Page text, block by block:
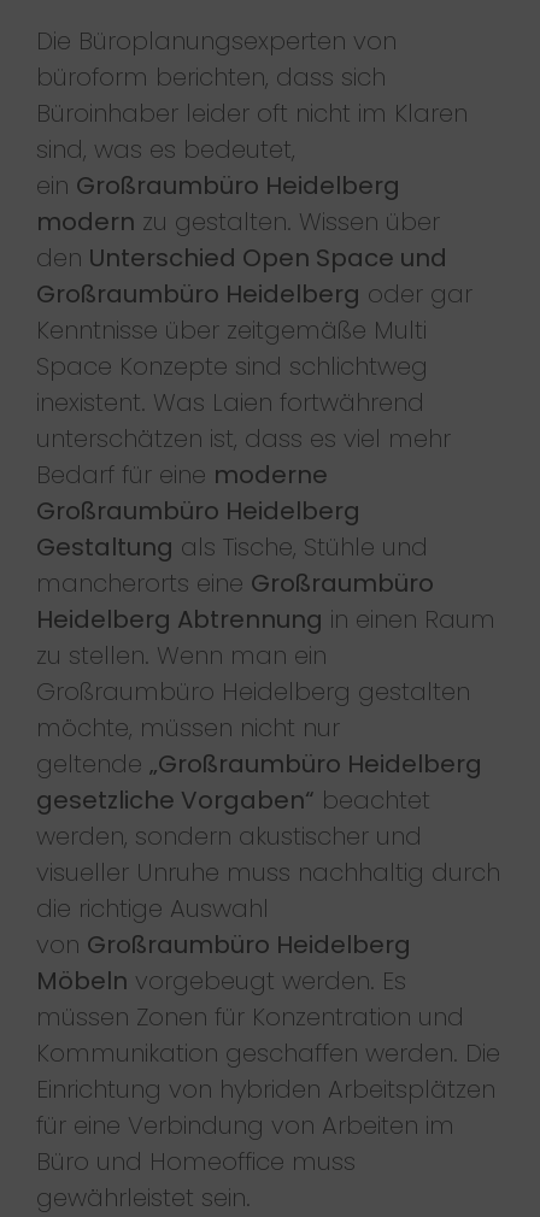
Die Büroplanungsexperten von
büroform berichten, dass sich
Büroinhaber leider oft nicht im Klaren
sind, was es bedeutet,
ein Großraumbüro Heidelberg
modern zu gestalten. Wissen über
den Unterschied Open Space und
Großraumbüro Heidelberg oder gar
Kenntnisse über zeitgemäße Multi
Space Konzepte sind schlichtweg
inexistent. Was Laien fortwährend
unterschätzen ist, dass es viel mehr
Bedarf für eine moderne
Großraumbüro Heidelberg
Gestaltung als Tische, Stühle und
mancherorts eine Großraumbüro
Heidelberg Abtrennung in einen Raum
zu stellen. Wenn man ein
Großraumbüro Heidelberg gestalten
möchte, müssen nicht nur
geltende „Großraumbüro Heidelberg
gesetzliche Vorgaben“ beachtet
werden, sondern akustischer und
visueller Unruhe muss nachhaltig durch
die richtige Auswahl
von Großraumbüro Heidelberg
Möbeln vorgebeugt werden. Es
müssen Zonen für Konzentration und
Kommunikation geschaffen werden. Die
Einrichtung von hybriden Arbeitsplätzen
für eine Verbindung von Arbeiten im
Büro und Homeoffice muss
gewährleistet sein.